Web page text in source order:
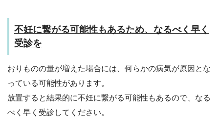
不妊に繋がる可能性もあるため、なるべく早く
受診を
おりものの量が増えた場合には、何らかの病気が原因とな
っている可能性があります。
放置すると結果的に不妊に繋がる可能性もあるので、なる
べく早く受診してください。